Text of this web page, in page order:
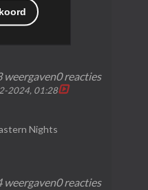
Dragon
weergaven0 reacties
2024, 01:28
Nights
weergaven0 reacties